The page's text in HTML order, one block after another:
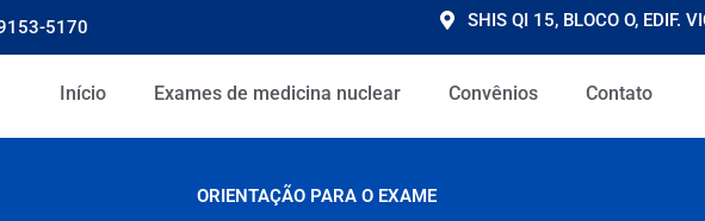
5170 SHIS QI 15, BLOCO O, EDIF.
Início Exames de medicina nuclear Convênios Contato
ORIENTAÇÃO PARA O EXAME